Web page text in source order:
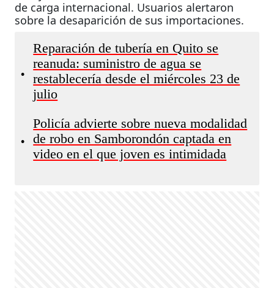
de carga internacional. Usuarios alertaron
sobre la desaparición de sus importaciones.
•
Reparación de tubería en Quito se
reanuda: suministro de agua se
restablecería desde el miércoles 23 de
julio
•
Policía advierte sobre nueva modalidad
de robo en Samborondón captada en
video en el que joven es intimidada